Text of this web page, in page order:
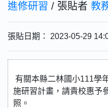
進修研習 / 張貼者 教
張貼日期： 2023-05-29
有關本縣二林國小111學
施研習計畫，請貴校惠予
照。